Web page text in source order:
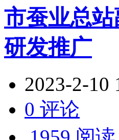
市蚕业总
研发推广
2023-2-10
0 评论